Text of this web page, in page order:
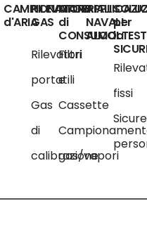
CAMPIONATORE
d'ARIA
RILEVATORI
GAS
Rilevatori
portatili
Gas
di
calibrazione
MATERIALI
di
CONSUMO
Filtri
e
Cassette
gas/vapori
NAVALI
ALCOLTEST
per
la
fissi